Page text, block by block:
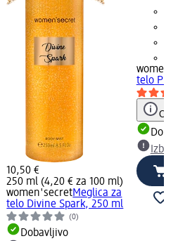
10,50 €
250 ml (4,20 € za 100 ml)
women'secretMeglica za
telo Divine Spark, 250 ml
(0)
Dobavljivo
telo